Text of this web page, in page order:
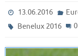
13.06.2016
Benelux 2016
0